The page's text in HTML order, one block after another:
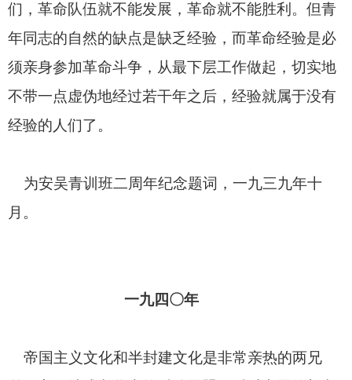
们，革命队伍就不能发展，革命就不能胜利。但青
年同志的自然的缺点是缺乏经验，而革命经验是必
须亲身参加革命斗争，从最下层工作做起，切实地
不带一点虚伪地经过若干年之后，经验就属于没有
经验的人们了。
为安吴青训班二周年纪念题词，一九三九年十
月。
一九四〇年
帝国主义文化和半封建文化是非常亲热的两兄